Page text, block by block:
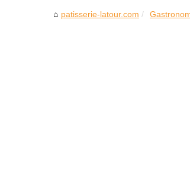
patisserie-latour.com